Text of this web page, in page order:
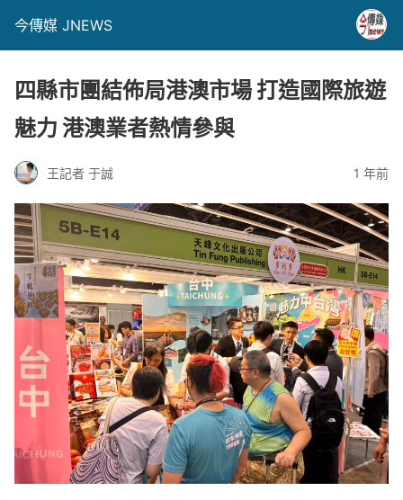
今傳媒 JNEWS
四縣市團結佈局港澳市場 打造國際旅遊
魅力 港澳業者熱情參與
王記者 于誠 1 年前